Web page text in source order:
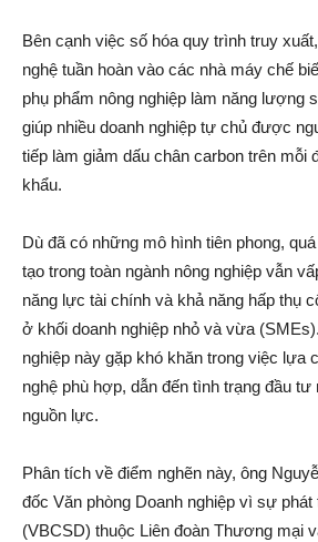
Bên cạnh việc số hóa quy trình truy
nghệ tuần hoàn vào các nhà máy chế
phụ phẩm nông nghiệp làm năng lượng
giúp nhiều doanh nghiệp tự chủ được
tiếp làm giảm dấu chân carbon trên mỗi
khẩu.
Dù đã có những mô hình tiên phong,
tạo trong toàn ngành nông nghiệp vẫn
năng lực tài chính và khả năng hấp thụ
ở khối doanh nghiệp nhỏ và vừa
nghiệp này gặp khó khăn trong việc lựa
nghệ phù hợp, dẫn đến tình trạng đầu
nguồn lực.
Phân tích về điểm nghẽn này, ông
đốc Văn phòng Doanh nghiệp vì sự
(VBCSD) thuộc Liên đoàn Thương mại